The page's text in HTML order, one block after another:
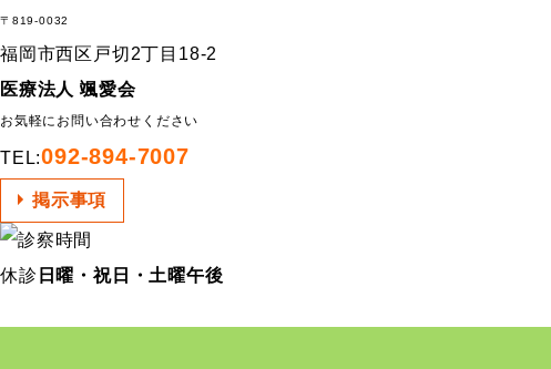
〒819-0032
福岡市西区戸切2丁目18-2
医療法人 颯愛会
お気軽にお問い合わせください
TEL:092-894-7007
掲示事項
休診 日曜・祝日・土曜午後